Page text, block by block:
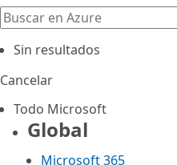
Sin resultados
Cancelar
Todo Microsoft
Global
Microsoft 365